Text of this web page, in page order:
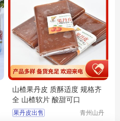
山楂果丹皮 质酥适度 规格齐
全 山楂软片 酸甜可口
果丹皮出售
青州山丹